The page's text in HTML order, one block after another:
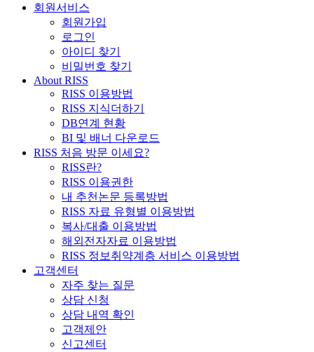
회원서비스
회원가입
로그인
아이디 찾기
비밀번호 찾기
About RISS
RISS 이용방법
RISS 지식더하기
DB연계 현황
BI 및 배너 다운로드
RISS 처음 방문 이세요?
RISS란?
RISS 이용권한
내 추천논문 등록방법
RISS 자료 유형별 이용방법
복사/대출 이용방법
해외전자자료 이용방법
RISS 정보취약계층 서비스 이용방법
고객센터
자주 찾는 질문
상담 신청
상담 내역 확인
고객제안
신고센터